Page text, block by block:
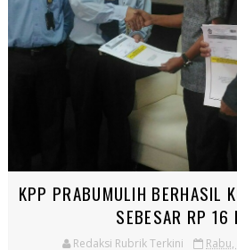
KPP PRABUMULIH BERHASIL
SEBESAR RP 16
Redaksi Rubrik Terkini